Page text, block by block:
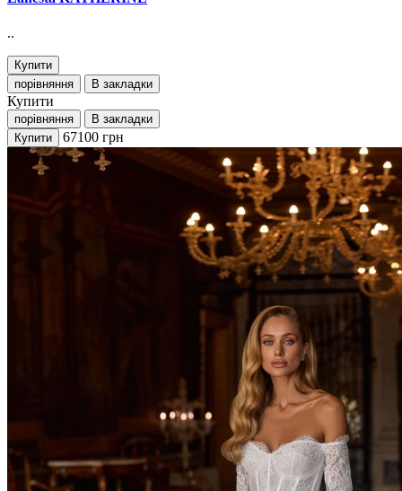
..
Купити
порівняння
В закладки
Купити
порівняння
В закладки
Купити
67100 грн